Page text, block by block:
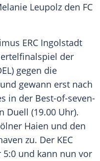
Leupolz den FC
ERC Ingolstadt
der
) gegen die
gewann erst nach
in der Best-of-seven-
Duell (19.00 Uhr).
Haien und den
zu. Der KEC
und kann nun vor